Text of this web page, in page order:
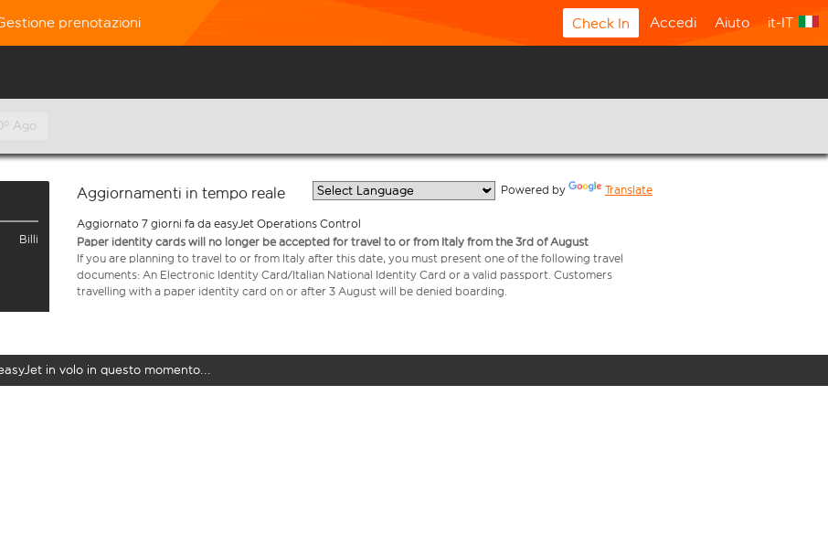
prenotazioni Check In Accedi Aiuto it-IT
Ago
Billi
Aggiornamenti in tempo reale Powered by Translate
Aggiornato 7 giorni fa da easyJet Operations Control
Paper identity cards will no longer be accepted for travel to or from Italy from the 3rd of August
If you are planning to travel to or from Italy after this date, you must present one of the following travel
documents: An Electronic Identity Card/Italian National Identity Card or a valid passport. Customers
travelling with a paper identity card on or after 3 August will be denied boarding.
in volo in questo momento...